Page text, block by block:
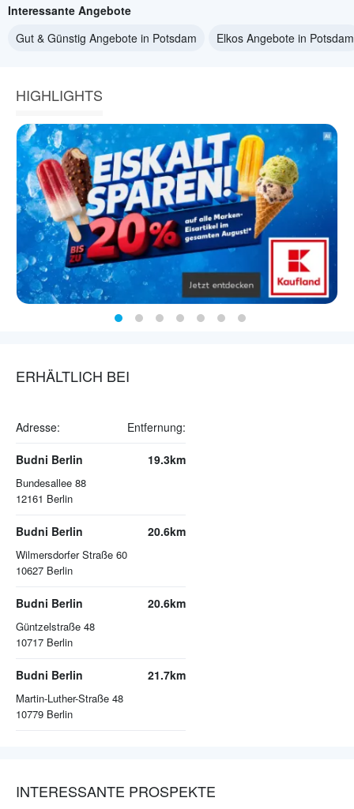
Interessante Angebote
Gut & Günstig Angebote in Potsdam
Elkos Angebote in Potsdam
HIGHLIGHTS
ERHÄLTLICH BEI
Adresse: Entfernung:
Budni Berlin
Bundesallee 88
12161 Berlin
19.3km
Budni Berlin
Wilmersdorfer Straße 60
10627 Berlin
20.6km
Budni Berlin
Güntzelstraße 48
10717 Berlin
20.6km
Budni Berlin
Martin-Luther-Straße 48
10779 Berlin
21.7km
INTERESSANTE PROSPEKTE